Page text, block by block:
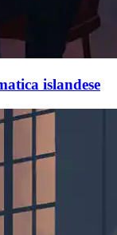
islandese